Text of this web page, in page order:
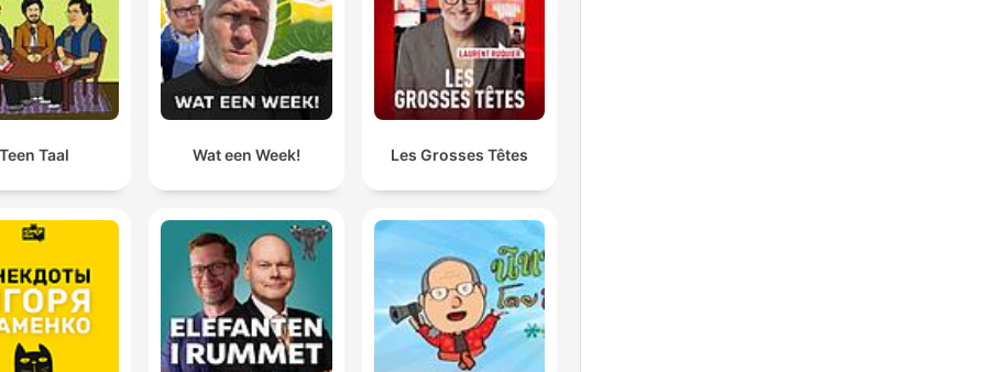
Teen Taal Wat een Week! Les Grosses Têtes